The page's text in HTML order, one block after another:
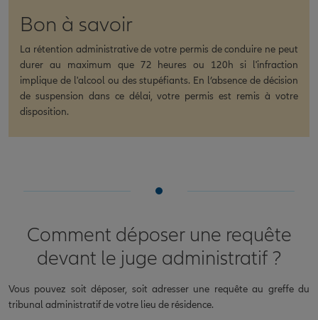
Bon à savoir
La rétention administrative de votre permis de conduire ne peut
durer au maximum que 72 heures ou 120h si l'infraction
implique de l'alcool ou des stupéfiants. En l’absence de décision
de suspension dans ce délai, votre permis est remis à votre
disposition.
Comment déposer une requête
devant le juge administratif ?
Vous pouvez soit déposer, soit adresser une requête au greffe du
tribunal administratif de votre lieu de résidence.